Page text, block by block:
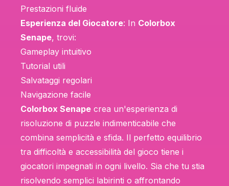
Prestazioni fluide
Esperienza del Giocatore: In Colorbox
Senape, trovi:
Gameplay intuitivo
Tutorial utili
Salvataggi regolari
Navigazione facile
Colorbox Senape crea un'esperienza di
risoluzione di puzzle indimenticabile che
combina semplicità e sfida. Il perfetto equilibrio
tra difficoltà e accessibilità del gioco tiene i
giocatori impegnati in ogni livello. Sia che tu stia
risolvendo semplici labirinti o affrontando